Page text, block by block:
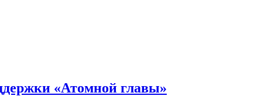
«Атомной главы»